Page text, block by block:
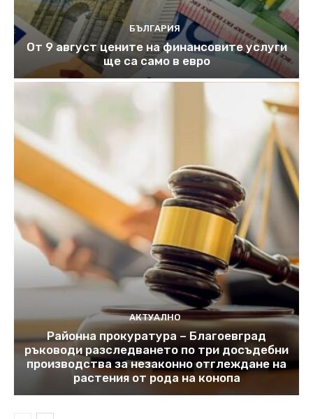
БЪЛГАРИЯ
От 9 август цените на финансовите услуги
ще са само в евро
АКТУАЛНО
Районна прокуратура – Благоевград
ръководи разследването по три досъдебни
производства за незаконно отглеждане на
растения от рода на конопа